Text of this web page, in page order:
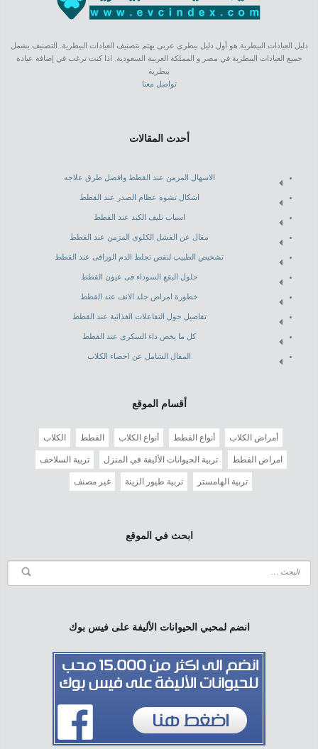
دليل العيادات البيطرية هو أول دليل بيطري عربي يهتم بتصنيف العيادات البيطرية. التصنيف يشمل
جميع العيادات البيطرية في مصر و المملكة العربية السعودية. اذا كنت ترغب في إضافة عيادة
بيطرية
تواصل معنا
أحدث المقالات
الاسهال المزمن عند القطط وافضل طرق علاجه
اشكال تشوه عظام الصدر عند القطط
اسباب تليف الكبد عند القطط
مقال عن الفشل الكلوى المزمن عند القطط
تشخيص الطبيب لنقص تجلط الدم الوراقى عند القطط
حلول البقع السوداء فى عيون القطط
خطورة امراض جلد الانف عند القطط
تفاصيل حول التفاعلات الغذائية عند القطط
كل ما يخص داء السكرى عند القطط
المقال الشامل عن اخصاء الكلاب
أقسام الموقع
أمراض الكلاب أنواع القطط أنواع الكلاب القطط الكلاب
امراض القطط تربية الحيوانات الأليفة في المنزل تربية السلاحف
تربية الهامستر تربية طيور الزينة غير مصنف
ابحث في الموقع
انضم لمحبي الحيوانات الأليفة على فيس بوك